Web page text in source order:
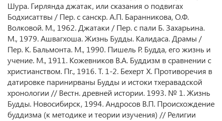
Шура. Гирлянда джатак, или сказания о подвигах
Бодхисаттвы / Пер. с санскр. А.П. Баранникова, О.Ф.
Волковой. М., 1962. Джатаки / Пер. с пали Б. Захарьина.
М., 1979. Ашвагхоша. Жизнь Будды. Калидаса. Драмы /
Пер. К. Бальмонта. М., 1990. Пишель Р. Будда, его жизнь и
учение. М., 1911. Кожевников В.А. Буддизм в сравнении с
христианством. Пг., 1916. Т. 1-2. Бехерт Х. Противоречия в
датировке паринирваны Будды и истоки тхеравадской
хронологии // Вестн. древней истории. 1993. № 1. Жизнь
Будды. Новосибирск, 1994. Андросов В.П. Происхождение
буддизма (к методике и теории изучения) // Религии